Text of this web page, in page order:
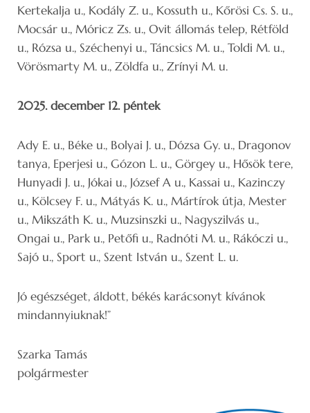
Kertekalja u., Kodály Z. u., Kossuth u., Kőrösi Cs. S. u.,
Mocsár u., Móricz Zs. u., Ovit állomás telep, Rétföld
u., Rózsa u., Széchenyi u., Táncsics M. u., Toldi M. u.,
Vörösmarty M. u., Zöldfa u., Zrínyi M. u.
2025. december 12. péntek
Ady E. u., Béke u., Bolyai J. u., Dózsa Gy. u., Dragonov
tanya, Eperjesi u., Gózon L. u., Görgey u., Hősök tere,
Hunyadi J. u., Jókai u., József A u., Kassai u., Kazinczy
u., Kölcsey F. u., Mátyás K. u., Mártírok útja, Mester
u., Mikszáth K. u., Muzsinszki u., Nagyszilvás u.,
Ongai u., Park u., Petőfi u., Radnóti M. u., Rákóczi u.,
Sajó u., Sport u., Szent István u., Szent L. u.
Jó egészséget, áldott, békés karácsonyt kívánok
mindannyiuknak!”
Szarka Tamás
polgármester